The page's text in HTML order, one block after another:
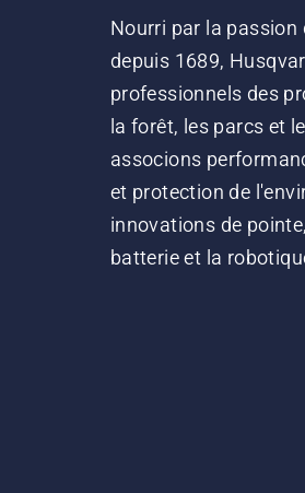
Nourri par la passion
depuis 1689,
professionnels des
la forêt, les parcs et
associons
et protection de
innovations de
batterie et la